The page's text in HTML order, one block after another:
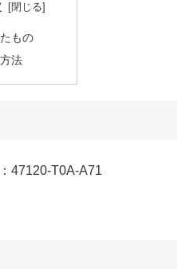
もの
法
47120-T0A-A71